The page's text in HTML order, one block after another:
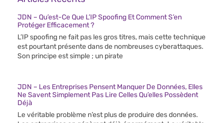
JDN – Qu’est-Ce Que L’IP Spoofing Et Comment S’en
Protéger Efficacement ?
L’IP spoofing ne fait pas les gros titres, mais cette technique
est pourtant présente dans de nombreuses cyberattaques.
Son principe est simple ; un pirate
JDN – Les Entreprises Pensent Manquer De Données, Elles
Ne Savent Simplement Pas Lire Celles Qu’elles Possèdent
Déjà
Le véritable problème n’est plus de produire des données.